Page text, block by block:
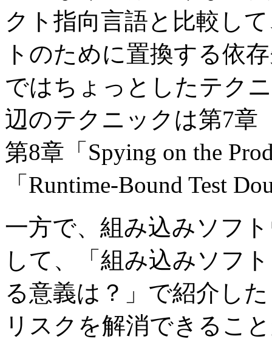
クト指向言語と比較し
トのために置換する依
ではちょっとしたテク
辺のテクニックは第7章
第8章「Spying on the
「Runtime-Bound Test
一方で、組み込みソフ
して、「組み込みソフ
る意義は？」で紹介した
リスクを解消できるこ